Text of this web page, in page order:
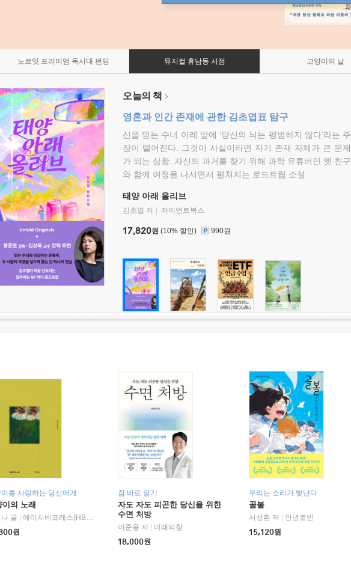
노르잇 프리미엄 독서대 펀딩 뮤지컬 휴남동 서점 고양이의 날
오늘의 책
영혼과 인간 존재에 관한 김초엽표 탐구
신을 믿는 수녀 이레 앞에 ‘당신의 뇌는 평범하지 않다’라는 주
장이 떨어진다. 그것이 사실이라면 자기 존재 자체가 큰 문제
가 되는 상황. 자신의 과거를 찾기 위해 과학 유튜버인 옛 친구
와 함께 여정을 나서면서 펼쳐지는 로드트립 소설.
태양 아래 올리브
김초엽 저 자이언트북스
17,820원 (10% 할인) 990원
를 사랑하는 당신에게
이의 노래
글
에이치비프레스(HBPRESS)
원
잠 바로 알기
자도 자도 피곤한 당신을 위한
수면 처방
이준용 저
미래의창
18,000원
우리는 소리가 빛난다
골볼
서성환 저
안녕로빈
15,120원